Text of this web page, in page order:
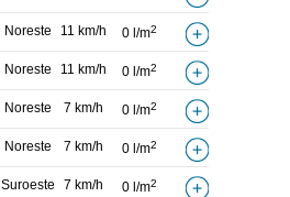
Noreste 11 km/h 0 l/m2
Noreste 11 km/h 0 l/m2
Noreste 7 km/h 0 l/m2
Noreste 7 km/h 0 l/m2
Suroeste 7 km/h 0 l/m2